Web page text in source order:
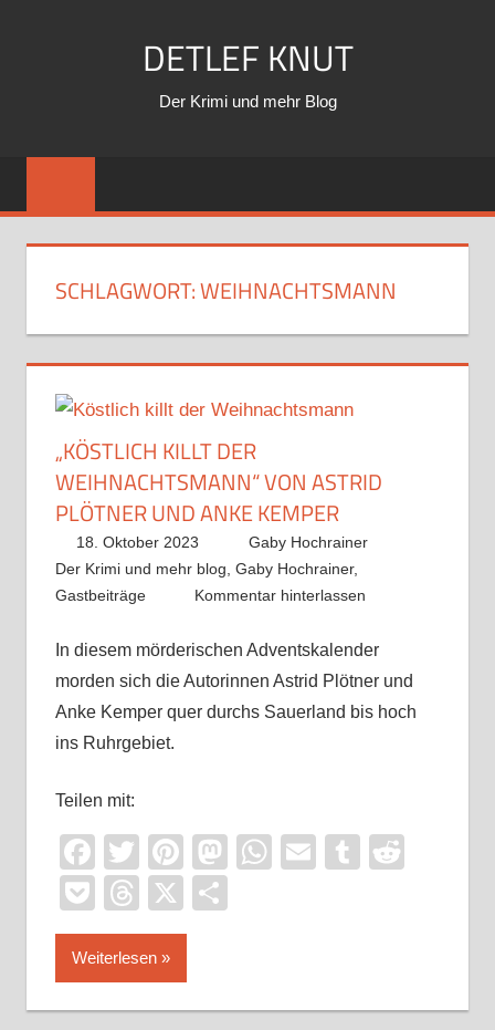
DETLEF KNUT
Der Krimi und mehr Blog
SCHLAGWORT:WEIHNACHTSMANN
„KÖSTLICH KILLT DER
WEIHNACHTSMANN“ VON ASTRID
PLÖTNER UND ANKE KEMPER
18. Oktober 2023
Gaby Hochrainer
Der Krimi und mehr blog Gaby Hochrainer,
Gastbeiträge
Kommentar hinterlassen
In diesem mörderischen Adventskalender
morden sich die Autorinnen Astrid Plötner und
Anke Kemper quer durchs Sauerland bis hoch
ins Ruhrgebiet.
Teilen mit:
Facebook
TwitterPinterest
Mastodon
WhatsApp
EmailTumblr
PocketThreads
X
Weiterlesen